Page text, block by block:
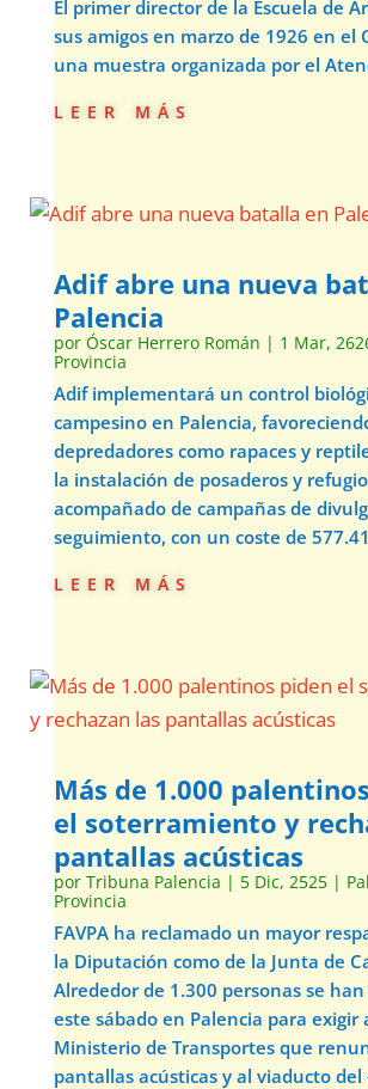
El primer director de la Escuela de
sus amigos en marzo de 1926 en el
una muestra organizada por el
leer más
Adif abre una nueva
Palencia
por Óscar Herrero Román | 1 Mar,
Provincia
Adif implementará un control
campesino en Palencia,
depredadores como rapaces y
la instalación de posaderos y
acompañado de campañas de
seguimiento, con un coste de
leer más
Más de 1.000
el soterramiento y
pantallas acústicas
por Tribuna Palencia | 5 Dic, 2525|
Provincia
FAVPA ha reclamado un mayor
la Diputación como de la Junta de
Alrededor de 1.300 personas se
este sábado en Palencia para exigir
Ministerio de Transportes que
pantallas acústicas y al viaducto del